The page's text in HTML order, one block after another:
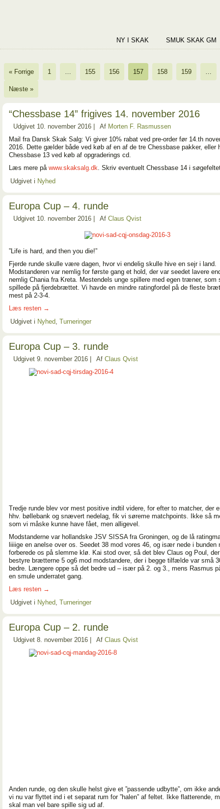
NY I SKAK SMUK SKAK GM
« Forrige 1 … 155 156 157 158 159 …
Næste »
“Chessbase 14” frigives 14. november 2016
Udgivet 10. november 2016 Af Morten F. Rasmussen
Mail fra Dansk Skak Salg: Vi giver 10% rabat ved pre-order før 14.th
2016. Dette gælder både ved køb af en af de tre Chessbase pakker, eller
Chessbase 13 ved køb af opgraderings cd.
Læs mere på www.skaksalg.dk. Skriv eventuelt Chessbase 14 i
Udgivet i Nyhed
Europa Cup – 4. runde
Udgivet 10. november 2016 Af Claus Qvist
”Life is hard, and then you die!”
Fjerde runde skulle være dagen, hvor vi endelig skulle hive en sejr i land.
Modstanderen var nemlig for første gang et hold, der var seedet lavere
nemlig Chania fra Kreta. Mestendels unge spillere med egen træner, som
spillede på fjerdebrættet. Vi havde en mindre ratingfordel på de fleste
mest på 2-3-4.
Læs resten →
Udgivet i Nyhed, Turneringer
Europa Cup – 3. runde
Udgivet 9. november 2016 Af Claus Qvist
Tredje runde blev vor mest positive indtil videre, for efter to matcher, der
hhv. bøllebank og snævert nedelag, fik vi søreme matchpoints. Ikke så
som vi måske kunne have fået, men alligevel.
Modstanderne var hollandske JSV SISSA fra Groningen, og de lå
liiiige en anelse over os. Seedet 38 mod vores 46, og især nede i bunden
forberede os på slemme klø. Kai stod over, så det blev Claus og Poul,
bestyre brætterne 5 og6 mod modstandere, der i begge tilfælde var små
bedre. Længere oppe så det bedre ud – især på 2. og 3., mens Rasmus
en smule underratet gang.
Læs resten →
Udgivet i Nyhed, Turneringer
Europa Cup – 2. runde
Udgivet 8. november 2016 Af Claus Qvist
Anden runde, og den skulle helst give et ”passende udbytte”, om ikke
vi nu var flyttet ind i et separat rum for ”halen” af feltet. Ikke flatterende,
skal man vel bare spille sig ud af.